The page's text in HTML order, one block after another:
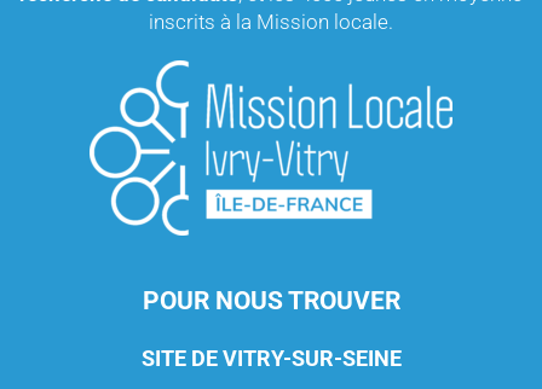
inscrits à la Mission locale.
POUR NOUS TROUVER
SITE DE VITRY-SUR-SEINE